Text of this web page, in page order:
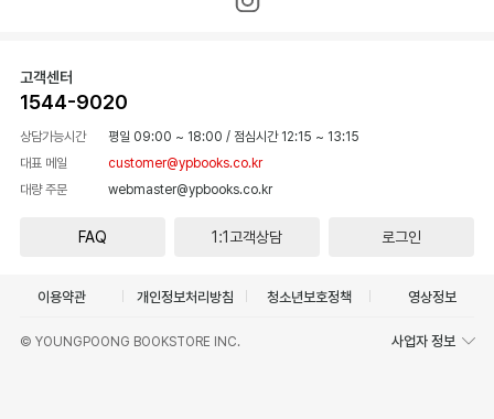
고객센터
1544-9020
상담가능시간 평일 09:00 ~ 18:00 / 점심시간 12:15 ~ 13:15
대표 메일
customer@ypbooks.co.kr
대량 주문
webmaster@ypbooks.co.kr
FAQ 1:1고객상담 로그인
이용약관 개인정보처리방침 청소년보호정책 영상정보
© YOUNGPOONG BOOKSTORE INC. 사업자 정보